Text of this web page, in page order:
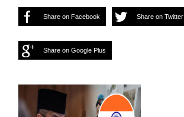
Share on Facebook Share on Twitter
Share on Google Plus